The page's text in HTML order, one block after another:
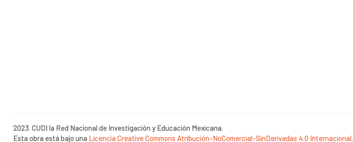
2023. CUDI la Red Nacional de Investigación y Educación Mexicana.
Esta obra está bajo una Licencia Creative Commons Atribución-NoComercial-SinDerivadas 4.0 Internacional.